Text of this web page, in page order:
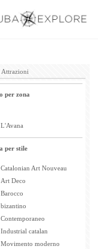
Attrazioni
per zona
L'Avana
per stile
Catalonian Art Nouveau
Art Deco
Barocco
bizantino
Contemporaneo
Industrial catalan
Movimento moderno